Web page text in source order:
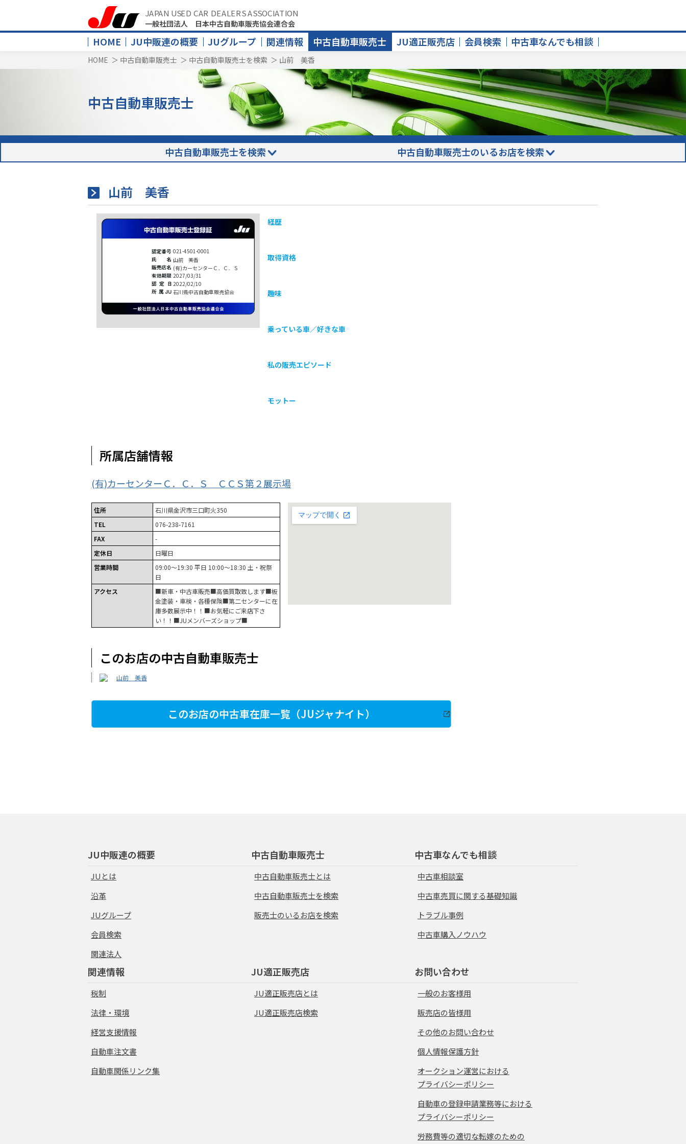
JAPAN USED CAR DEALERS ASSOCIATION
一般社団法人 日本中古自動車販売協会連合会
HOME JU中販連の概要 JUグループ 関連情報 中古自動車販売士 JU適正販売店 会員検索 中古車なんでも相談
HOME ＞ 中古自動車販売士 ＞ 中古自動車販売士を検索 ＞ 山前 美香
中古自動車販売士
中古自動車販売士を検索 中古自動車販売士のいるお店を検索
山前 美香
021-4501-0001
山前 美香
(有)カーセンターＣ．Ｃ．Ｓ
2027/03/31
2022/02/10
石川県中古自動車販売協会
経歴
取得資格
趣味
乗っている車／好きな車
私の販売エピソード
モットー
所属店舗情報
(有)カーセンターＣ．Ｃ．Ｓ ＣＣＳ第２展示場
住所
石川県金沢市三口町火350
TEL
076-238-7161
FAX
-
定休日
日曜日
営業時間
09:00～19:30 平日 10:00～18:30 土・祝祭
日
アクセス
■新車・中古車販売■高価買取致します■板
金塗装・車検・各種保険■第二センターに在
庫多数展示中！！■お気軽にご来店下さ
い！！■JUメンバーズショップ■
このお店の中古自動車販売士
山前 美香
このお店の中古車在庫一覧（JUジャナイト）
JU中販連の概要
JUとは
沿革
JUグループ
会員検索
関連法人
中古自動車販売士
中古自動車販売士とは
中古自動車販売士を検索
販売士のいるお店を検索
中古車なんでも相談
中古車相談室
中古車売買に関する基礎知識
トラブル事例
中古車購入ノウハウ
関連情報
税制
法律・環境
経営支援情報
自動車注文書
自動車関係リンク集
JU適正販売店
JU適正販売店とは
JU適正販売店検索
お問い合わせ
一般のお客様用
販売店の皆様用
その他のお問い合わせ
個人情報保護方針
オークション運営における
プライバシーポリシー
自動車の登録申請業務等における
プライバシーポリシー
労務費等の適切な転嫁のための